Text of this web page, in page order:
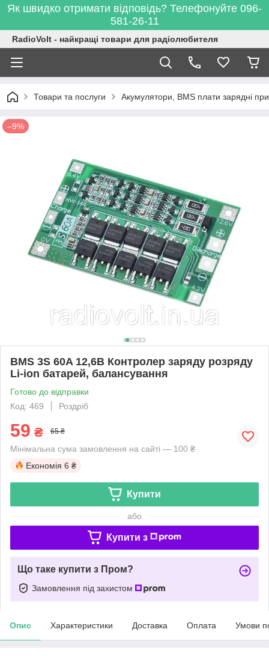
Як швидко отримати відповідь? Телефонуйте 096-
581-26-11
RadioVolt - найкращі товари для радіолюбителя
Товари та послуги Акумулятори, BMS плати зарядні
–9%
BMS 3S 60A 12,6В Контролер заряду розряду
Li-ion батарей, балансування
Готово до відправки
Код: 469
Роздріб
59 ₴ 65 ₴
Мінімальна сума замовлення на сайті — 100 ₴
Економія 6 ₴
Купити
або
Купити з
Що таке купити з Пром?
Замовлення під захистом
Опис Характеристики Доставка Оплата Умови